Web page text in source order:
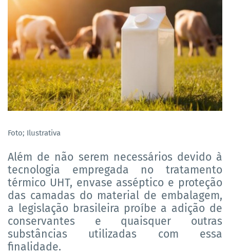
Foto; Ilustrativa
Além de não serem necessários devido à
tecnologia empregada no tratamento
térmico UHT, envase asséptico e proteção
das camadas do material de embalagem,
a legislação brasileira proíbe a adição de
conservantes e quaisquer outras
substâncias utilizadas com essa
finalidade.